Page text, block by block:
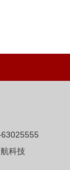
科技